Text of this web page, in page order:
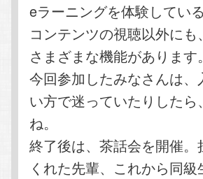
eラーニングを体験してい
コンテンツの視聴以外にも、
さまざまな機能があります。
今回参加したみなさんは
い方で迷っていたりした
ね。
終了後は、茶話会を開催
くれた先輩、これから同